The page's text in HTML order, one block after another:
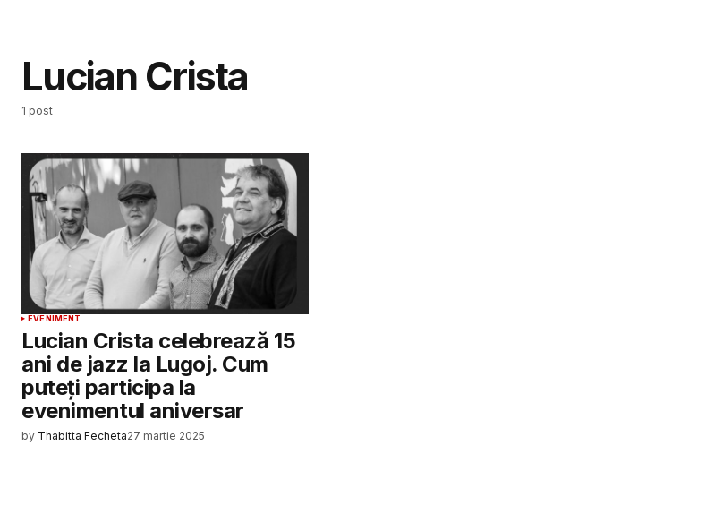
Lucian Crista
1 post
EVENIMENT
Lucian Crista celebrează 15
ani de jazz la Lugoj. Cum
puteți participa la
evenimentul aniversar
by Thabitta Fecheta27 martie 2025